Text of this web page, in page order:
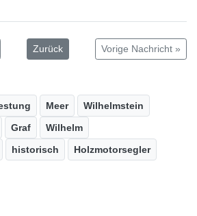
Zurück Vorige Nachricht »
Meer
Wilhelmstein
Graf
Wilhelm
historisch Holzmotorsegler